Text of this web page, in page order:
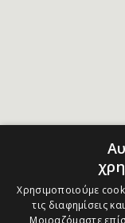
Χρησιμοποιούμε
τις διαφημίσεις
Μοιραζόμαστε